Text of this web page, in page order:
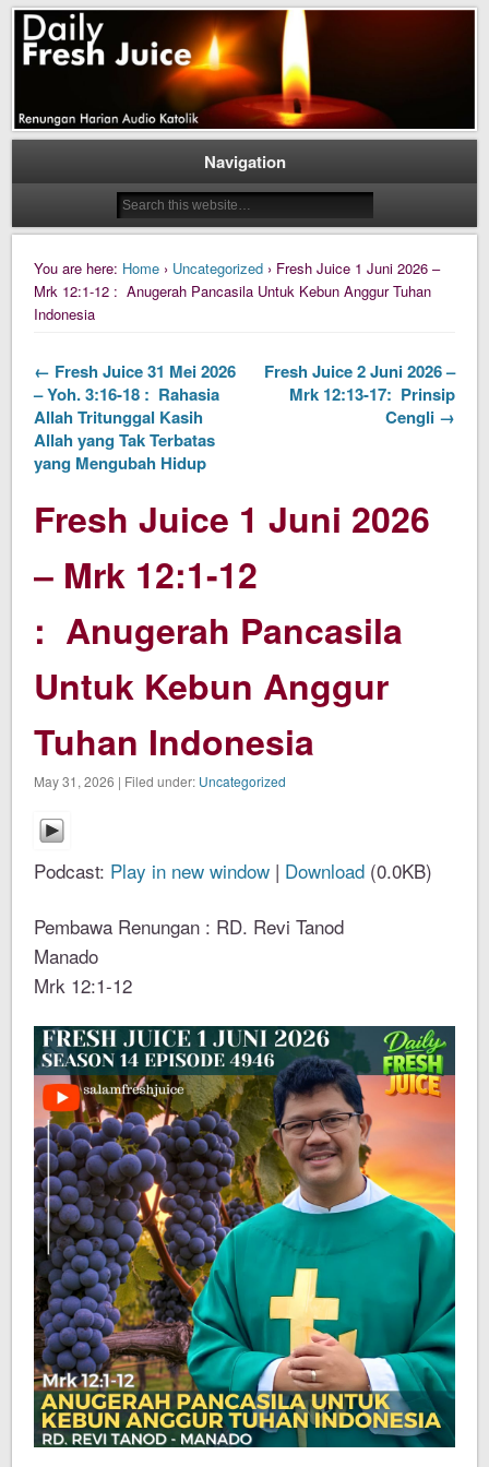
Daily Fresh Juice
Daily Fresh Juice Renungan Harian Katolik Menyejukkan dan Menyegarkan
Navigation
You are here: Home › Uncategorized › Fresh Juice 1 Juni 2026 –
Mrk 12:1-12 : Anugerah Pancasila Untuk Kebun Anggur Tuhan
Indonesia
← Fresh Juice 31 Mei 2026
– Yoh. 3:16-18 : Rahasia
Allah Tritunggal Kasih
Allah yang Tak Terbatas
yang Mengubah Hidup
Fresh Juice 2 Juni 2026 –
Mrk 12:13-17: Prinsip
Cengli →
Fresh Juice 1 Juni 2026
– Mrk 12:1-12
: Anugerah Pancasila
Untuk Kebun Anggur
Tuhan Indonesia
May 31, 2026 | Filed under: Uncategorized
Podcast: Play in new window | Download (0.0KB)
Pembawa Renungan : RD. Revi Tanod
Manado
Mrk 12:1-12